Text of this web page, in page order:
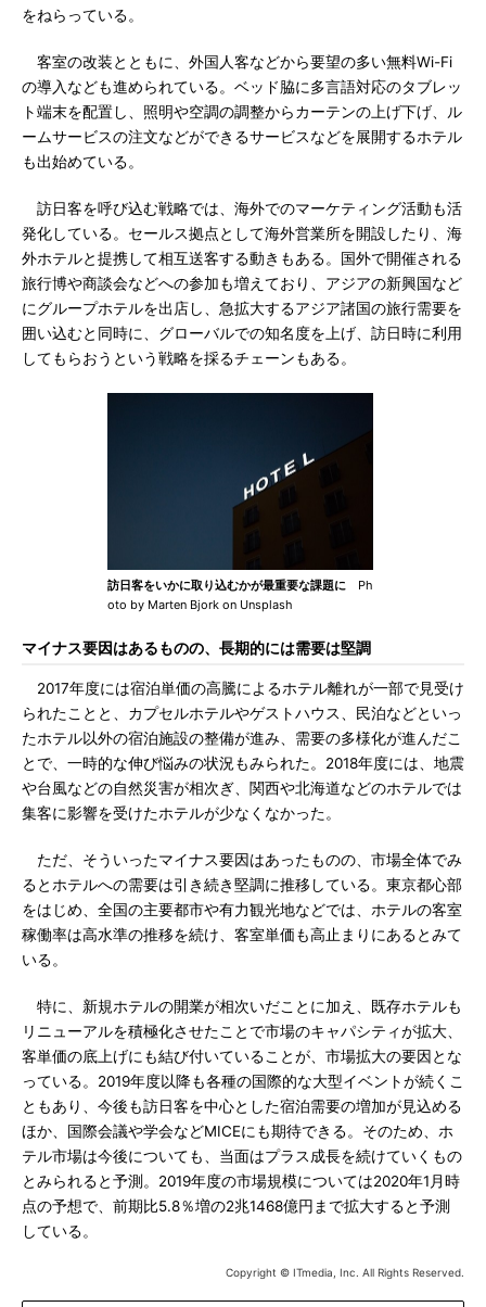
をねらっている。
客室の改装とともに、外国人客などから要望の多い無料Wi-Fi
の導入なども進められている。ベッド脇に多言語対応のタブレッ
ト端末を配置し、照明や空調の調整からカーテンの上げ下げ、ル
ームサービスの注文などができるサービスなどを展開するホテル
も出始めている。
訪日客を呼び込む戦略では、海外でのマーケティング活動も活
発化している。セールス拠点として海外営業所を開設したり、海
外ホテルと提携して相互送客する動きもある。国外で開催される
旅行博や商談会などへの参加も増えており、アジアの新興国など
にグループホテルを出店し、急拡大するアジア諸国の旅行需要を
囲い込むと同時に、グローバルでの知名度を上げ、訪日時に利用
してもらおうという戦略を採るチェーンもある。
訪日客をいかに取り込むかが最重要な課題に Ph
oto by Marten Bjork on Unsplash
マイナス要因はあるものの、長期的には需要は堅調
2017年度には宿泊単価の高騰によるホテル離れが一部で見受け
られたことと、カプセルホテルやゲストハウス、民泊などといっ
たホテル以外の宿泊施設の整備が進み、需要の多様化が進んだこ
とで、一時的な伸び悩みの状況もみられた。2018年度には、地震
や台風などの自然災害が相次ぎ、関西や北海道などのホテルでは
集客に影響を受けたホテルが少なくなかった。
ただ、そういったマイナス要因はあったものの、市場全体でみ
るとホテルへの需要は引き続き堅調に推移している。東京都心部
をはじめ、全国の主要都市や有力観光地などでは、ホテルの客室
稼働率は高水準の推移を続け、客室単価も高止まりにあるとみて
いる。
特に、新規ホテルの開業が相次いだことに加え、既存ホテルも
リニューアルを積極化させたことで市場のキャパシティが拡大、
客単価の底上げにも結び付いていることが、市場拡大の要因とな
っている。2019年度以降も各種の国際的な大型イベントが続くこ
ともあり、今後も訪日客を中心とした宿泊需要の増加が見込める
ほか、国際会議や学会などMICEにも期待できる。そのため、ホ
テル市場は今後についても、当面はプラス成長を続けていくもの
とみられると予測。2019年度の市場規模については2020年1月時
点の予想で、前期比5.8％増の2兆1468億円まで拡大すると予測
している。
Copyright © ITmedia, Inc. All Rights Reserved.